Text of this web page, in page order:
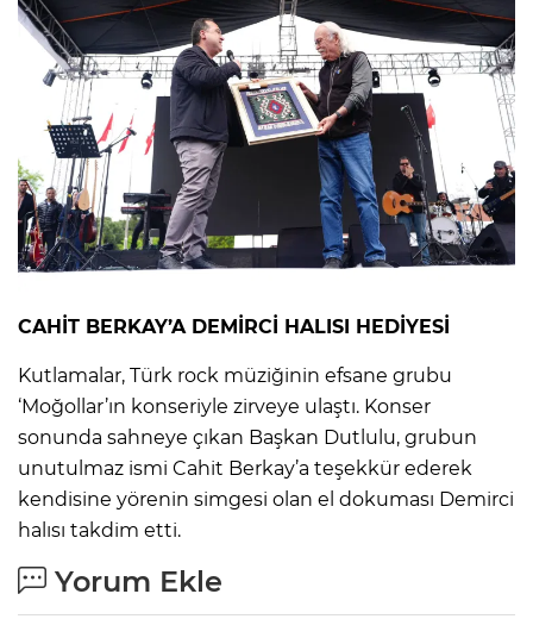
CAHİT BERKAY’A DEMİRCİ HALISI HEDİYESİ
Kutlamalar, Türk rock müziğinin efsane grubu
‘Moğollar’ın konseriyle zirveye ulaştı. Konser
sonunda sahneye çıkan Başkan Dutlulu, grubun
unutulmaz ismi Cahit Berkay’a teşekkür ederek
kendisine yörenin simgesi olan el dokuması Demirci
halısı takdim etti.
Yorum Ekle